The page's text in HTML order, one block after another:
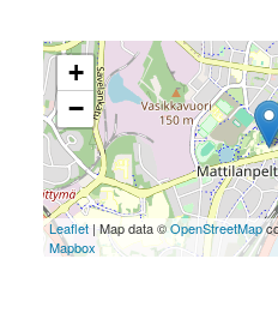
+
−
Leaflet| Map data ©OpenStreetMap
Mapbox